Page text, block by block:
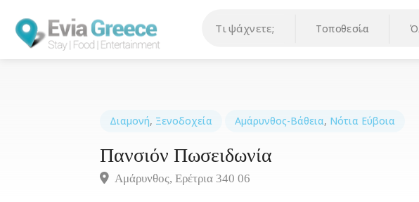
Τοποθεσία
Διαμονή, Ξενοδοχεία Αμάρυνθος-Βάθεια, Νότια Εύβοια
Πανσιόν Πωσειδωνία
Αμάρυνθος, Ερέτρια 340 06